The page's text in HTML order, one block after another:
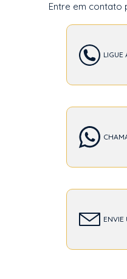
Entre em contato
LIGUE
ENVIE